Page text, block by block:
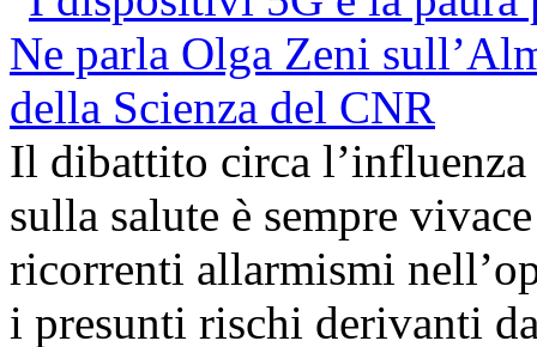
Il dibattito circa
sulla salute è sempre
ricorrenti allarmismi
i presunti rischi derivanti